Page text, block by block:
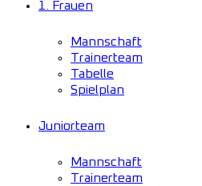
1. Frauen
Mannschaft
Trainerteam
Tabelle
Spielplan
Juniorteam
Mannschaft
Trainerteam